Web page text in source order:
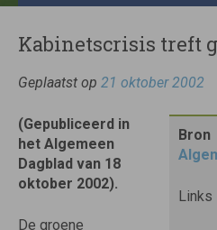
Kabinetscrisis treft
Geplaatst op 21 oktober 2002
Bron
Links
(Gepubliceerd in
het Algemeen
Dagblad van 18
oktober 2002).
De groene